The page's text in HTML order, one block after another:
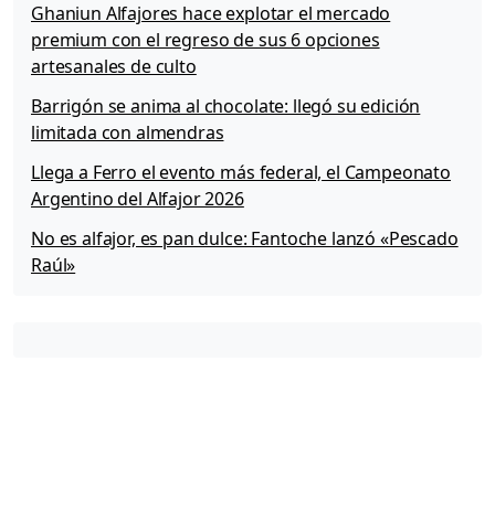
Ghaniun Alfajores hace explotar el mercado
premium con el regreso de sus 6 opciones
artesanales de culto
Barrigón se anima al chocolate: llegó su edición
limitada con almendras
Llega a Ferro el evento más federal, el Campeonato
Argentino del Alfajor 2026
No es alfajor, es pan dulce: Fantoche lanzó «Pescado
Raúl»